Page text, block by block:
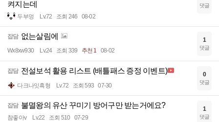
켜지는데
두부멍 Lv.72 조회 246 08-02
댓글
잡담 없는살림에
Wx8xw930 Lv.24 조회 339 추천 1 08-02
1
댓글
잡담 전설보석 활용 리스트 (배틀패스 증정 이벤트)
다크나잇흑형 Lv.72 조회 593 07-30
0
댓글
잡담 불멸왕의 유산 꾸미기 방어구만 받는거에요?
참좋아v Lv.22 조회 510 07-29
1
댓글